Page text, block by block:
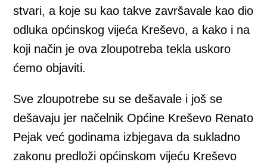
stvari, a koje su kao takve završavale kao dio
odluka općinskog vijeća Kreševo, a kako i na
koji način je ova zloupotreba tekla uskoro
ćemo objaviti.
Sve zloupotrebe su se dešavale i još se
dešavaju jer načelnik Općine Kreševo Renato
Pejak već godinama izbjegava da sukladno
zakonu predloži općinskom vijeću Kreševo